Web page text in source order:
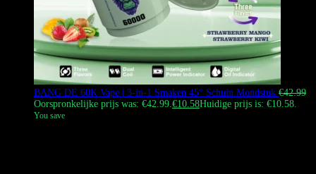
BANG DE 60K Vape | 3-in-1 Smaken 45° Schuin Mondstuk €42.99
Oorspronkelijke prijs was: €42.99.€10.58Huidige prijs is: €10.58.
You save